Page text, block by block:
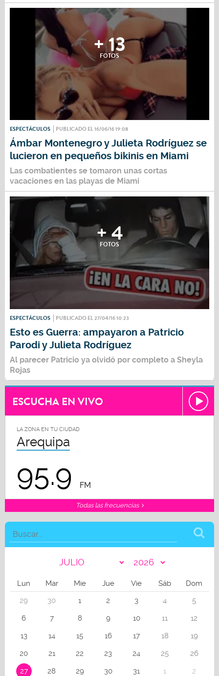
+ 13
FOTOS
ESPECTÁCULOS PUBLICADO EL 16/06/16 19:08
Ámbar Montenegro y Julieta Rodríguez se
lucieron en pequeños bikinis en Miami
Las combatientes se tomaron unas cortas
vacaciones en las playas de Miami
+ 4
FOTOS
ESPECTÁCULOS PUBLICADO EL 27/04/16 10:23
Esto es Guerra: ampayaron a Patricio
Parodi y Julieta Rodríguez
Al parecer Patricio ya olvidó por completo a Sheyla
Rojas
ESCUCHA EN VIVO
LA ZONA EN TU CIUDAD
Arequipa
95.9 FM
Todas las frecuencias
Lun Mar Mie Jue Vie Sáb
Dom
29
30 1 2 3 4
5
6
7 8 9 10 11
12
13
14 15 16 17 18
19
20
21 22 23 24 25
26
27
28 29 30 31 1
2